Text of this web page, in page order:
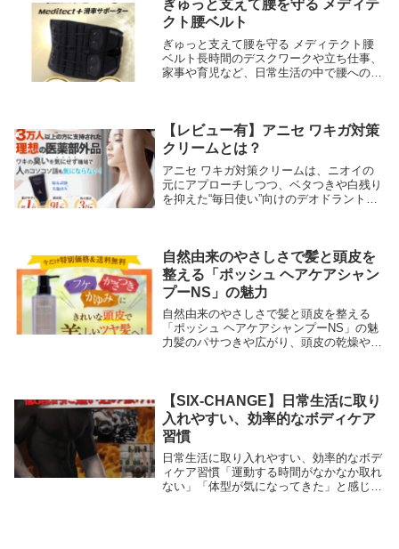
る方も増えてい...
ぎゅっと支えて腰を守る メディテ
クト腰ベルト
ぎゅっと支えて腰を守る メディテクト腰
ベルト長時間のデスクワークや立ち仕事、
家事や育児など、日常生活の中で腰への負
ートアイテム...
【レビュー有】アニセ ワキガ対策
クリームとは？
アニセ ワキガ対策クリームは、ニオイの
元にアプローチしつつ、ベタつきや白残り
を抑えた“毎日使い”向けのデオドラントク
適な使用感...
自然由来のやさしさで髪と頭皮を
整える「ポッシュ ヘアケアシャン
プーNS」の魅力
自然由来のやさしさで髪と頭皮を整える
「ポッシュ ヘアケアシャンプーNS」の魅
力髪のパサつきや広がり、頭皮の乾燥やベ
な方に選ばれ...
【SIX-CHANGE】日常生活に取り
入れやすい、効率的なボディケア
習慣
日常生活に取り入れやすい、効率的なボデ
ィケア習慣「運動する時間がなかなか取れ
ない」「体型が気になってきた」と感じて